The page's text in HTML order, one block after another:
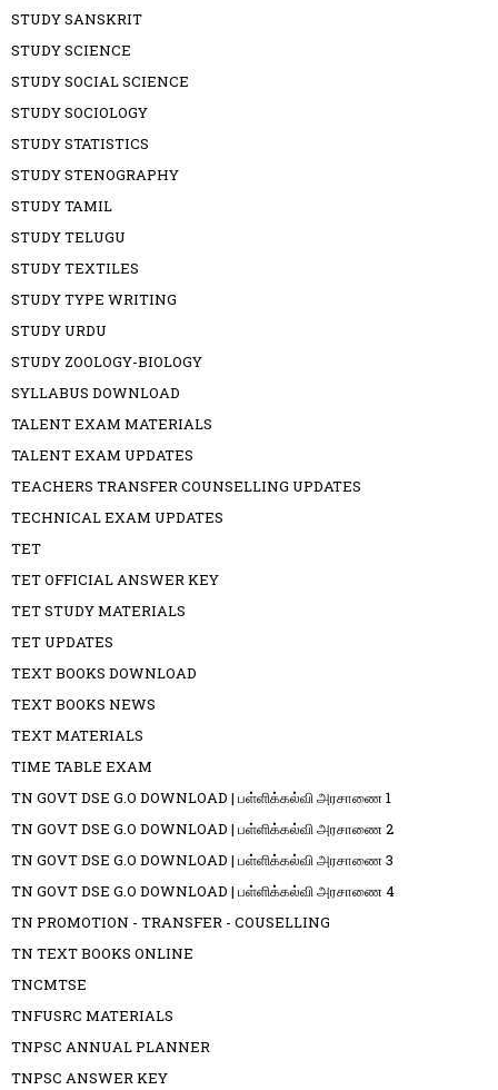
STUDY SANSKRIT
STUDY SCIENCE
STUDY SOCIAL SCIENCE
STUDY SOCIOLOGY
STUDY STATISTICS
STUDY STENOGRAPHY
STUDY TAMIL
STUDY TELUGU
STUDY TEXTILES
STUDY TYPE WRITING
STUDY URDU
STUDY ZOOLOGY-BIOLOGY
SYLLABUS DOWNLOAD
TALENT EXAM MATERIALS
TALENT EXAM UPDATES
TEACHERS TRANSFER COUNSELLING UPDATES
TECHNICAL EXAM UPDATES
TET
TET OFFICIAL ANSWER KEY
TET STUDY MATERIALS
TET UPDATES
TEXT BOOKS DOWNLOAD
TEXT BOOKS NEWS
TEXT MATERIALS
TIME TABLE EXAM
TN GOVT DSE G.O DOWNLOAD | பள்ளிக்கல்வி அரசாணை 1
TN GOVT DSE G.O DOWNLOAD | பள்ளிக்கல்வி அரசாணை 2
TN GOVT DSE G.O DOWNLOAD | பள்ளிக்கல்வி அரசாணை 3
TN GOVT DSE G.O DOWNLOAD | பள்ளிக்கல்வி அரசாணை 4
TN PROMOTION - TRANSFER - COUSELLING
TN TEXT BOOKS ONLINE
TNCMTSE
TNFUSRC MATERIALS
TNPSC ANNUAL PLANNER
TNPSC ANSWER KEY